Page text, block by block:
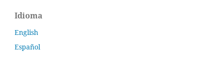
Idioma
English
Español